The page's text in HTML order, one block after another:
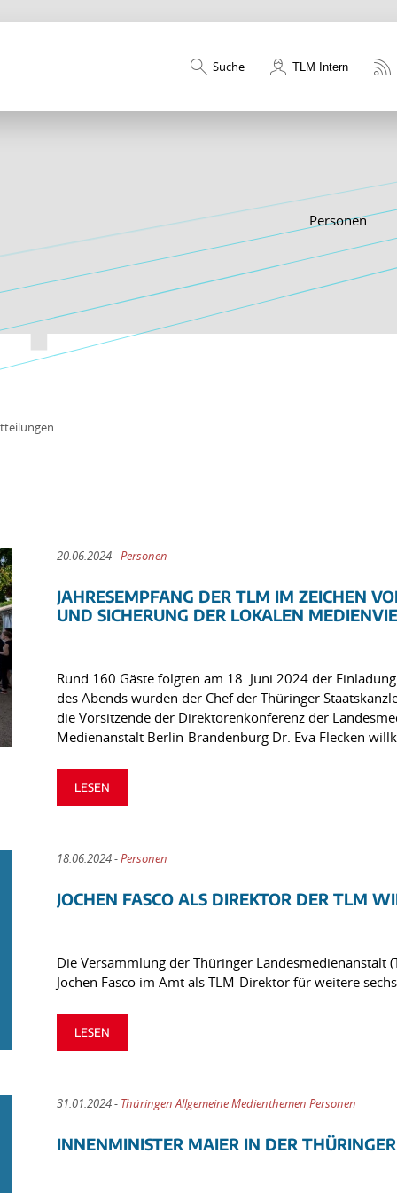
Suche TLM Intern
20.06.2024 -Personen
JAHRESEMPFANG DER TLM IM ZEICHEN
UND SICHERUNG DER LOKALEN
Rund 160 Gäste folgten am 18. Juni 2024 der
des Abends wurden der Chef der Thüringer
die Vorsitzende der Direktorenkonferenz der
Medienanstalt Berlin-Brandenburg Dr. Eva Flecken
LESEN
18.06.2024 -Personen
JOCHEN FASCO ALS DIREKTOR DER TLM
Die Versammlung der Thüringer Landesmedienanstalt
Jochen Fasco im Amt als TLM-Direktor für weitere
LESEN
31.01.2024 - Thüringen Allgemeine Medienthemen Personen
INNENMINISTER MAIER IN DER